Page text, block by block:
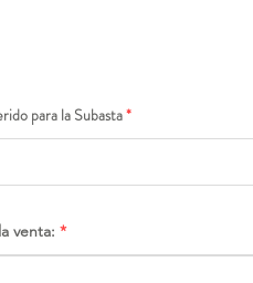
para la Subasta
venta: